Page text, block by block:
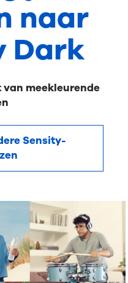
naar
Dark
meekleurende
Sensity-